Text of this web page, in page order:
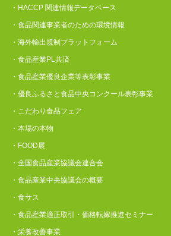
・HACCP 関連情報データベース
・食品関連事業者のための環境情報
・海外輸出規制プラットフォーム
・食品産業PL共済
・食品産業優良企業等表彰事業
・優良ふるさと食品中央コンクール表彰事業
・こだわり食品フェア
・本場の本物
・FOOD展
・全国食品産業協議会連合会
・食品産業中央協議会の概要
・食サス
・食品産業適正取引・価格転嫁推進セミナー
・栄養改善事業